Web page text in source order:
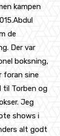
kampen
de
Der var
boksning,
foran sine
til Torben og
Jeg
shows i
alt godt